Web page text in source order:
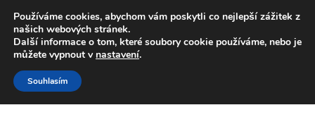
DOPRAVA od 139,-Kč
Volejte po-pá 9-16 704 494 494
Přeskočit
na
navigaci
Přejít
k
obsahu
Používáme cookies, abychom vám poskytli co nejlepší zážitek z
našich webových stránek.
Další informace o tom, které soubory cookie používáme, nebo je
můžete vypnout v nastavení.
Souhlasím